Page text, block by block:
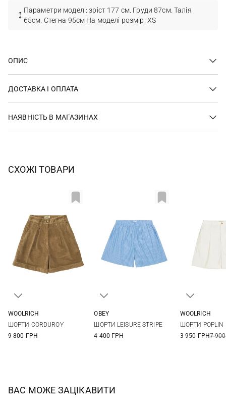
Параметри моделі: зріст 177 см. Груди 87см. Талія
65см. Стегна 95см На моделі розмір: XS
ОПИС
ДОСТАВКА І ОПЛАТА
НАЯВНІСТЬ В МАГАЗИНАХ
СХОЖІ ТОВАРИ
WOOLRICH
ШОРТИ CORDUROY
9 800 ГРН
OBEY
ШОРТИ LEISURE STRIPE
4 400 ГРН
WOOLRICH
ШОРТИ POPLIN
3 950 ГРН7
ВАС МОЖЕ ЗАЦІКАВИТИ